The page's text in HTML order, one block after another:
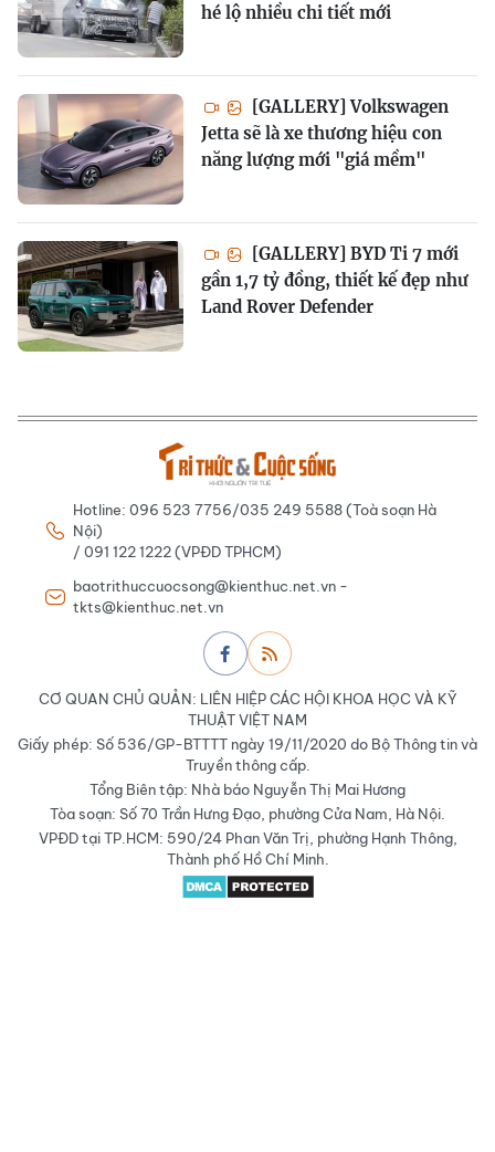
hé lộ nhiều chi tiết mới
[GALLERY] Volkswagen
Jetta sẽ là xe thương hiệu con
năng lượng mới "giá mềm"
[GALLERY] BYD Ti 7 mới
gần 1,7 tỷ đồng, thiết kế đẹp như
Land Rover Defender
Hotline: 096 523 7756/035 249 5588 (Toà soạn Hà
Nội)
/ 091 122 1222 (VPĐD TPHCM)
baotrithuccuocsong@kienthuc.net.vn -
tkts@kienthuc.net.vn
CƠ QUAN CHỦ QUẢN: LIÊN HIỆP CÁC HỘI KHOA HỌC VÀ KỸ
THUẬT VIỆT NAM
Giấy phép: Số 536/GP-BTTTT ngày 19/11/2020 do Bộ Thông tin và
Truyền thông cấp.
Tổng Biên tập: Nhà báo Nguyễn Thị Mai Hương
Tòa soạn: Số 70 Trần Hưng Đạo, phường Cửa Nam, Hà Nội.
VPĐD tại TP.HCM: 590/24 Phan Văn Trị, phường Hạnh Thông,
Thành phố Hồ Chí Minh.